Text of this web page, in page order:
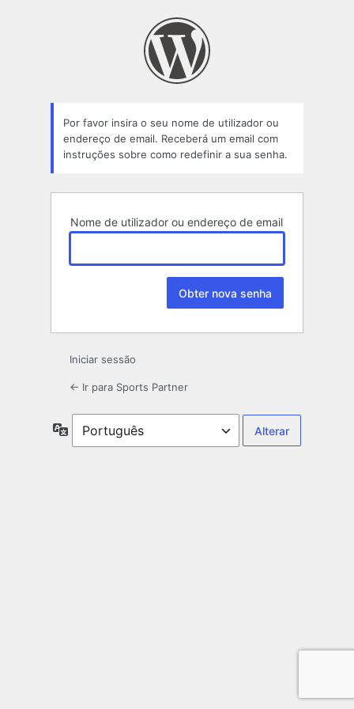
Por favor insira o seu nome de utilizador ou
endereço de email. Receberá um email com
instruções sobre como redefinir a sua senha.
Nome de utilizador ou endereço de email
Iniciar sessão
← Ir para Sports Partner
Idioma